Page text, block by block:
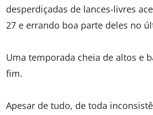
desperdiçadas de lances-livres
27 e errando boa parte deles no
Uma temporada cheia de altos e
fim.
Apesar de tudo, de toda